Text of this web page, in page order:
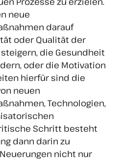
neue
darauf
oder Qualität der
die Gesundheit
oder die Motivation
hierfür sind die
neuen
Technologien,
Schritt besteht
dann darin zu
nicht nur